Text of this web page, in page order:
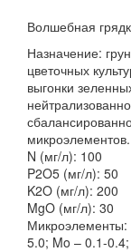
Волшебная
Назначение:
цветочных
выгонки
микроэлементов.
N (мг/л): 100
P2O5 (мг/л): 50
K2O (мг/л): 200
MgO (мг/л): 30
Микроэлементы:
5.0; Mo – 0.1-